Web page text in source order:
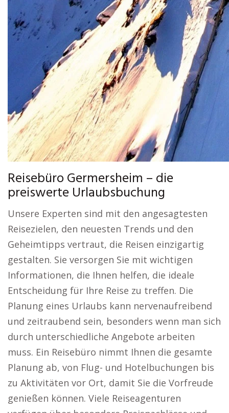
Reisebüro Germersheim – die
preiswerte Urlaubsbuchung
Unsere Experten sind mit den angesagtesten
Reisezielen, den neuesten Trends und den
Geheimtipps vertraut, die Reisen einzigartig
gestalten. Sie versorgen Sie mit wichtigen
Informationen, die Ihnen helfen, die ideale
Entscheidung für Ihre Reise zu treffen. Die
Planung eines Urlaubs kann nervenaufreibend
und zeitraubend sein, besonders wenn man sich
durch unterschiedliche Angebote arbeiten
muss. Ein Reisebüro nimmt Ihnen die gesamte
Planung ab, von Flug- und Hotelbuchungen bis
zu Aktivitäten vor Ort, damit Sie die Vorfreude
genießen können. Viele Reiseagenturen